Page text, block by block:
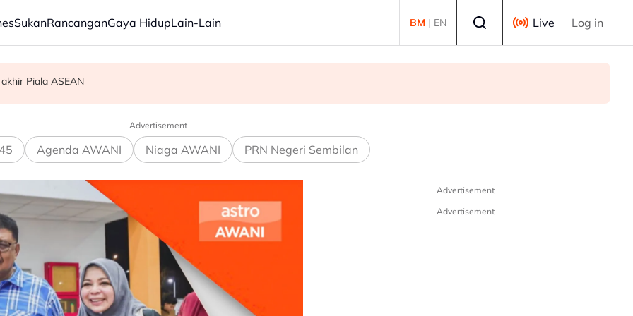
SukanRancanganGaya HidupLain-Lain BM | EN Live Log in
ikanPiala ASEAN
Advertisement
Agenda AWANI Niaga AWANI PRN Negeri Sembilan
Advertisement
Advertisement